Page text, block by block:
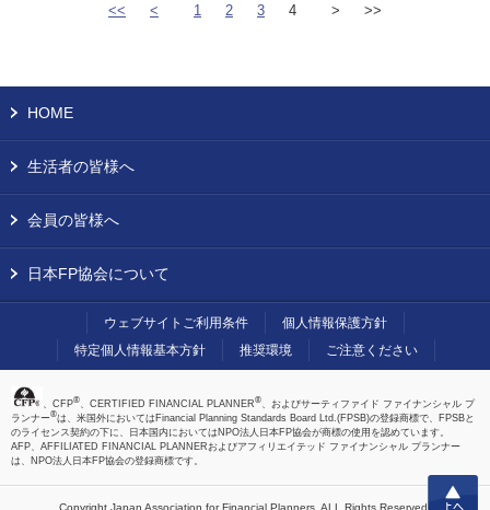
<< < 1 2 3 4 > >>
上へ
HOME
生活者の皆様へ
会員の皆様へ
日本FP協会について
ウェブサイトご利用条件
個人情報保護方針
特定個人情報基本方針
推奨環境 ご注意ください
、CFP®、CERTIFIED FINANCIAL PLANNER®、およびサーティファイド ファイナンシャル プ
ランナー®は、米国外においてはFinancial Planning Standards Board Ltd.(FPSB)の登録商標で、FPSBと
のライセンス契約の下に、日本国内においてはNPO法人日本FP協会が商標の使用を認めています。
AFP、AFFILIATED FINANCIAL PLANNERおよびアフィリエイテッド ファイナンシャル プランナー
は、NPO法人日本FP協会の登録商標です。
Copyright Japan Association for Financial Planners, ALL Rights Reserved.